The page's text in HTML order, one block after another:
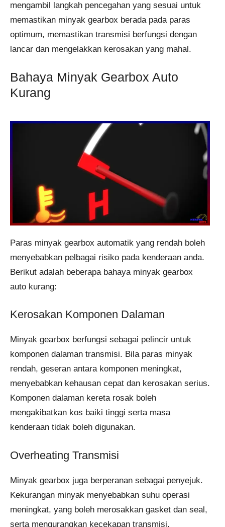
mengambil langkah pencegahan yang sesuai untuk
memastikan minyak gearbox berada pada paras
optimum, memastikan transmisi berfungsi dengan
lancar dan mengelakkan kerosakan yang mahal.
Bahaya Minyak Gearbox Auto
Kurang
Paras minyak gearbox automatik yang rendah boleh
menyebabkan pelbagai risiko pada kenderaan anda.
Berikut adalah beberapa bahaya minyak gearbox
auto kurang:
Kerosakan Komponen Dalaman
Minyak gearbox berfungsi sebagai pelincir untuk
komponen dalaman transmisi. Bila paras minyak
rendah, geseran antara komponen meningkat,
menyebabkan kehausan cepat dan kerosakan serius.
Komponen dalaman kereta rosak boleh
mengakibatkan kos baiki tinggi serta masa
kenderaan tidak boleh digunakan.
Overheating Transmisi
Minyak gearbox juga berperanan sebagai penyejuk.
Kekurangan minyak menyebabkan suhu operasi
meningkat, yang boleh merosakkan gasket dan seal,
serta mengurangkan kecekapan transmisi.